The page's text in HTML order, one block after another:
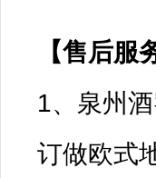
【售后服
1、泉州
订做欧式